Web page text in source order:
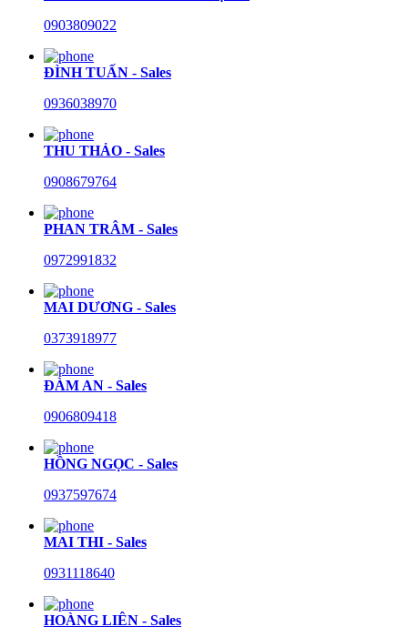
0903809022
ĐÌNH TUẤN - Sales
0936038970
THU THẢO - Sales
0908679764
PHAN TRÂM - Sales
0972991832
MAI DƯƠNG - Sales
0373918977
ĐÀM AN - Sales
0906809418
HỒNG NGỌC - Sales
0937597674
MAI THI - Sales
0931118640
HOÀNG LIÊN - Sales